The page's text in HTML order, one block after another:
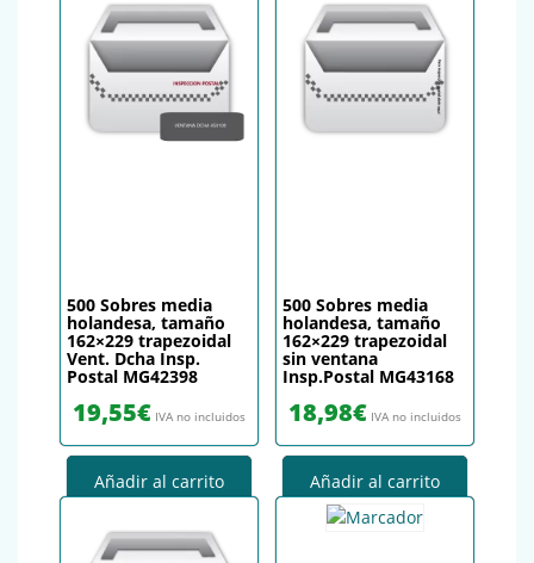
500 Sobres media
holandesa, tamaño
162×229 trapezoidal
Vent. Dcha Insp.
Postal MG42398
19,55€ IVA no incluidos
Añadir al carrito
500 Sobres media
holandesa, tamaño
162×229 trapezoidal
sin ventana
Insp.Postal MG43168
18,98€ IVA no incluidos
Añadir al carrito